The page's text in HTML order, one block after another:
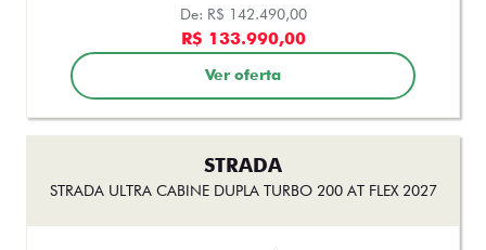
FALE AGORA: (61) 99258-3731
R$101.990,00
PULSE